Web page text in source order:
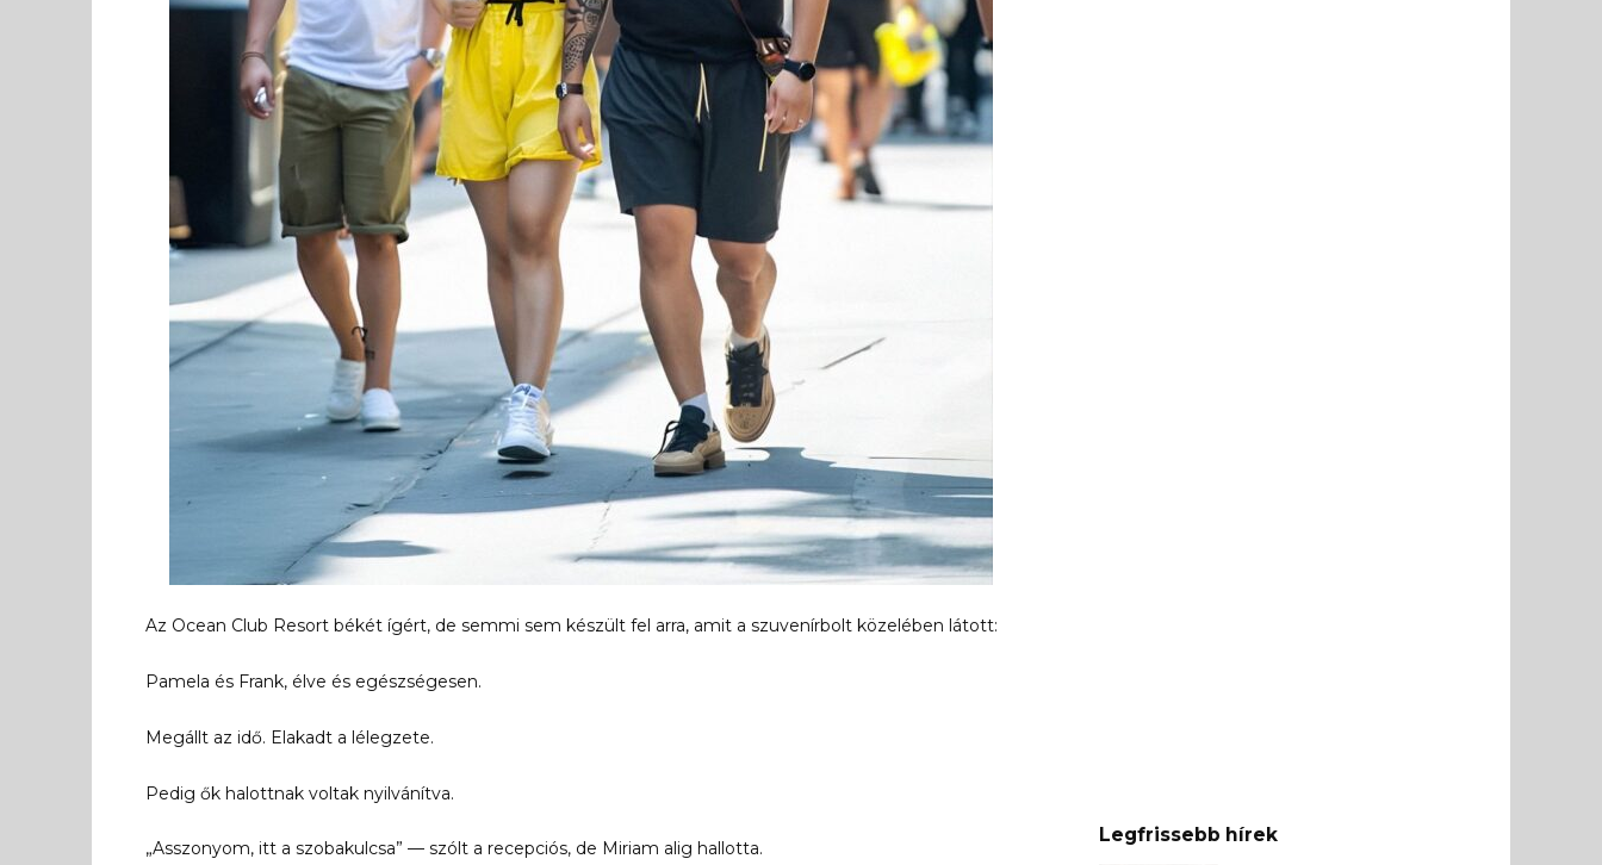
Az Ocean Club Resort békét ígért, de semmi sem készült fel arra, amit a szuvenírbolt közelében látott:
Pamela és Frank, élve és egészségesen.
Megállt az idő. Elakadt a lélegzete.
Pedig ők halottnak voltak nyilvánítva.
„Asszonyom, itt a szobakulcsa” — szólt a recepciós, de Miriam alig hallotta.
Legfrissebb hírek